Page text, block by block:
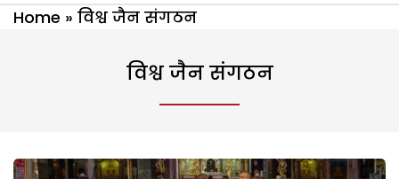
Home » विश्व जैन संगठन
विश्व जैन संगठन